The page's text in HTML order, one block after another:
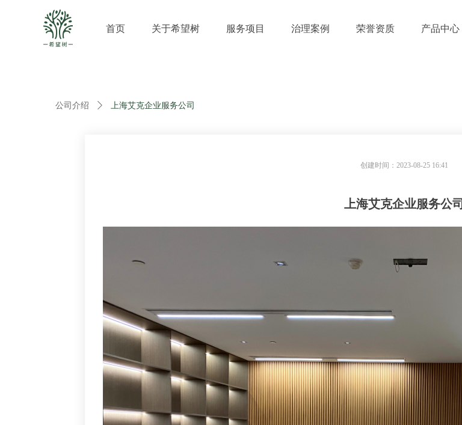
首页 关于希望树 服务项目 治理案例 荣誉资质 产品中心
公司介绍 ꄲ 上海艾克企业服务公司
上海艾克企业服务公司
创建时间： 2023-08-25 16:41